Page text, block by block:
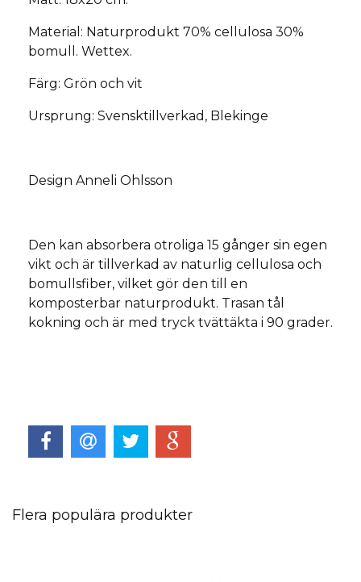
Material: Naturprodukt 70% cellulosa 30%
bomull. Wettex.
Färg: Grön och vit
Ursprung: Svensktillverkad, Blekinge
Design Anneli Ohlsson
Den kan absorbera otroliga 15 gånger sin egen
vikt och är tillverkad av naturlig cellulosa och
bomullsfiber, vilket gör den till en
komposterbar naturprodukt. Trasan tål
kokning och är med tryck tvättäkta i 90 grader.
Flera populära produkter